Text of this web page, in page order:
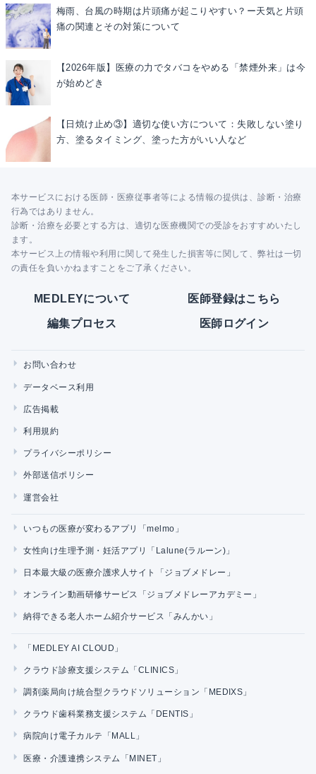
梅雨、台風の時期は片頭痛が起こりやすい？ー天気と片頭
痛の関連とその対策について
【2026年版】医療の力でタバコをやめる「禁煙外来」は今
が始めどき
【日焼け止め③】適切な使い方について：失敗しない塗り
方、塗るタイミング、塗った方がいい人など
本サービスにおける医師・医療従事者等による情報の提供は、診断・治療
行為ではありません。
診断・治療を必要とする方は、適切な医療機関での受診をおすすめいたし
ます。
本サービス上の情報や利用に関して発生した損害等に関して、弊社は一切
の責任を負いかねますことをご了承ください。
MEDLEYについて 医師登録はこちら
編集プロセス 医師ログイン
お問い合わせ
データベース利用
広告掲載
利用規約
プライバシーポリシー
外部送信ポリシー
運営会社
いつもの医療が変わるアプリ「melmo」
女性向け生理予測・妊活アプリ「Lalune(ラルーン)」
日本最大級の医療介護求人サイト「ジョブメドレー」
オンライン動画研修サービス「ジョブメドレーアカデミー」
納得できる老人ホーム紹介サービス「みんかい」
「MEDLEY AI CLOUD」
クラウド診療支援システム「CLINICS」
調剤薬局向け統合型クラウドソリューション「MEDIXS」
クラウド歯科業務支援システム「DENTIS」
病院向け電子カルテ「MALL」
医療・介護連携システム「MINET」